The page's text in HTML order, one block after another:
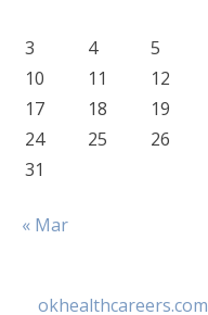
3
4 5
10
11 12
17
18 19
24
25 26
31
« Mar
okhealthcareers.com